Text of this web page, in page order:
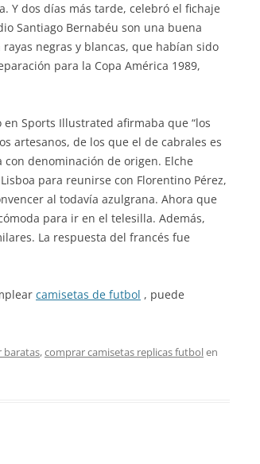
Y dos días más tarde, celebró el fichaje
Santiago Bernabéu son una buena
negras y blancas, que habían sido
para la Copa América 1989,
Sports Illustrated afirmaba que “los
artesanos, de los que el de cabrales es
denominación de origen. Elche
para reunirse con Florentino Pérez,
al todavía azulgrana. Ahora que
para ir en el telesilla. Además,
La respuesta del francés fue
camisetas de futbol , puede
baratas,comprar camisetas replicas futbolen